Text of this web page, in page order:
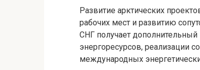
Развитие арктических
рабочих мест и развитию
СНГ получает дополнительный
энергоресурсов, реализации
международных